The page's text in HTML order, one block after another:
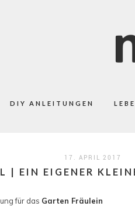
DIY ANLEITUNGEN
17. APRIL 2017
| EIN EIGENER
für das Garten Fräulein